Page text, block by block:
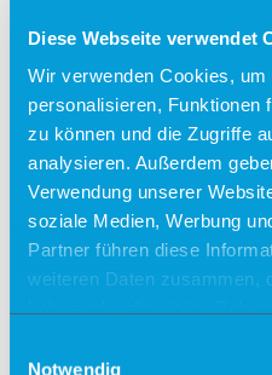
Diese Webseite verwendet
Wir verwenden Cookies,
personalisieren, Funktionen
zu können und die Zugriffe
analysieren. Außerdem
Verwendung unserer
soziale Medien, Werbung
Partner führen diese
weiteren Daten zusammen,
Notwendig
Veranstaltungsanfrage
Flugschulen & Vereine
Info
Fly-Ins
Maintenance
Charter
Gastronomie
Info
Gewerbeobjekte